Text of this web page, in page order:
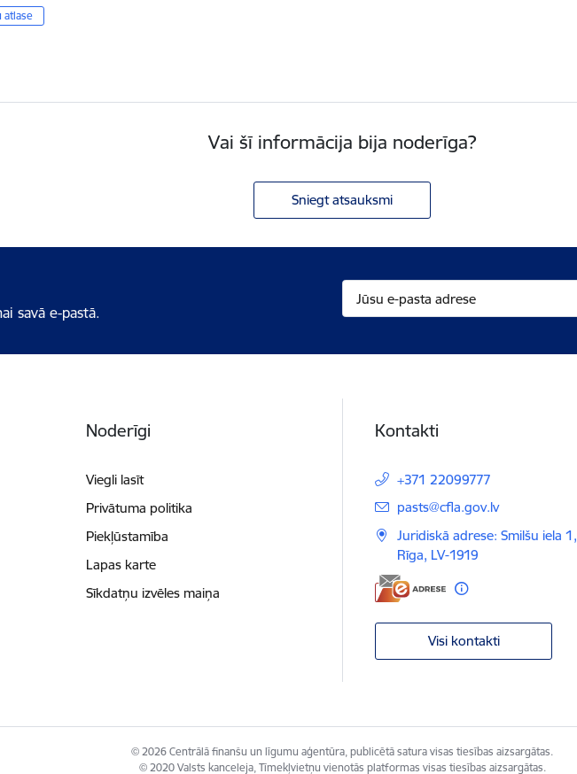
atlase
Vai šī informācija bija noderīga?
Sniegt atsauksmi
savā e-pastā.
Noderīgi
Viegli lasīt
Privātuma politika
Piekļūstamība
Lapas karte
Sīkdatņu izvēles maiņa
Kontakti
+371 22099777
E-pasts:
pasts@cfla.gov.lv
Juridiskā adrese: Smilšu iela 1,
Rīga, LV-1919
Visi kontakti
© 2026 Centrālā finanšu un līgumu aģentūra, publicētā satura visas tiesības aizsargātas.
© 2020 Valsts kanceleja, Tīmekļvietņu vienotās platformas visas tiesības aizsargātas.